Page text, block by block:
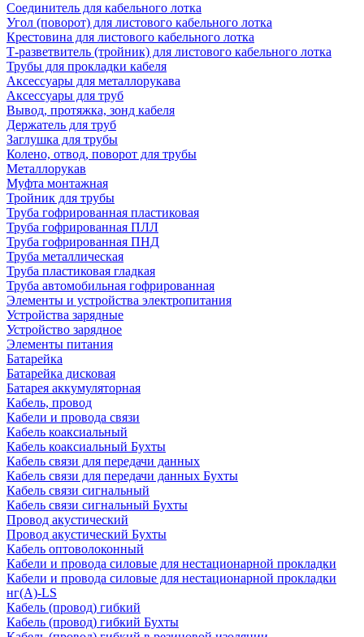
Соединитель для кабельного лотка
Угол (поворот) для листового кабельного лотка
Крестовина для листового кабельного лотка
Т-разветвитель (тройник) для листового кабельного лотка
Трубы для прокладки кабеля
Аксессуары для металлорукава
Аксессуары для труб
Вывод, протяжка, зонд кабеля
Держатель для труб
Заглушка для трубы
Колено, отвод, поворот для трубы
Металлорукав
Муфта монтажная
Тройник для трубы
Труба гофрированная пластиковая
Труба гофрированная ПЛЛ
Труба гофрированная ПНД
Труба металлическая
Труба пластиковая гладкая
Труба автомобильная гофрированная
Элементы и устройства электропитания
Устройства зарядные
Устройство зарядное
Элементы питания
Батарейка
Батарейка дисковая
Батарея аккумуляторная
Кабель, провод
Кабели и провода связи
Кабель коаксиальный
Кабель коаксиальный Бухты
Кабель связи для передачи данных
Кабель связи для передачи данных Бухты
Кабель связи сигнальный
Кабель связи сигнальный Бухты
Провод акустический
Провод акустический Бухты
Кабель оптоволоконный
Кабели и провода силовые для нестационарной прокладки
Кабели и провода силовые для нестационарной прокладки
нг(А)-LS
Кабель (провод) гибкий
Кабель (провод) гибкий Бухты